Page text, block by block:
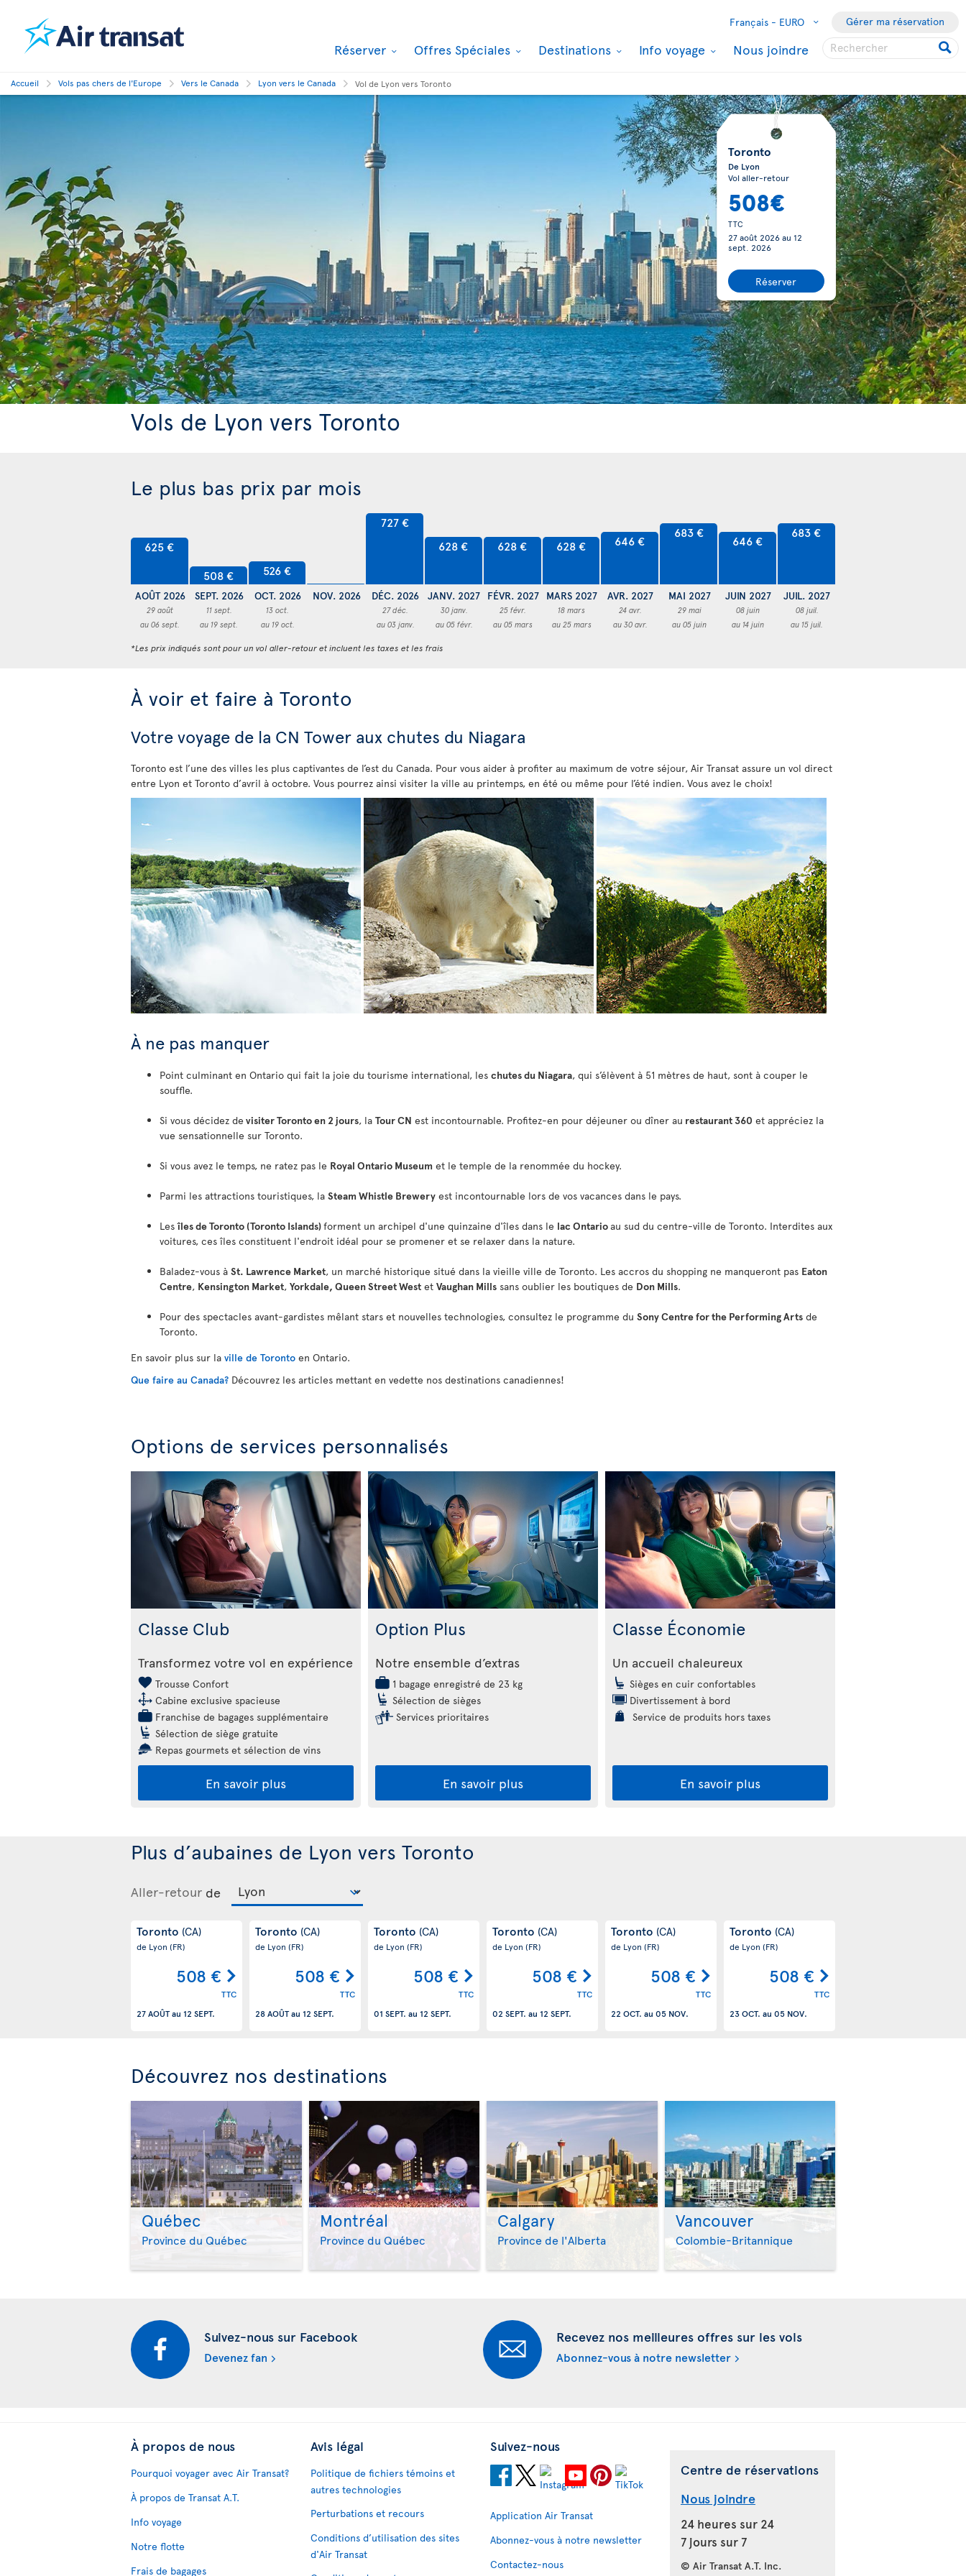
Français - EURO Gérer ma réservation
Réserver Offres Spéciales Destinations Info voyage Nous joindre
Accueil Vols pas chers de l'Europe Vers le Canada Lyon vers le Canada Vol de Lyon vers Toronto
Toronto
De Lyon
Vol aller-retour
508€
TTC
27 août 2026au 12
sept. 2026
Réserver
Vols de Lyon vers Toronto
Le plus bas prix par mois
625 €
AOÛT 2026
29 août
au 06 sept.
508 €
SEPT. 2026
11 sept.
au 19 sept.
526 €
OCT. 2026
13 oct.
au 19 oct.
NOV. 2026
727 €
DÉC. 2026
27 déc.
au 03 janv.
628 €
JANV. 2027
30 janv.
au 05 févr.
628 €
FÉVR. 2027
25 févr.
au 05 mars
628 €
MARS 2027
18 mars
au 25 mars
646 €
AVR. 2027
24 avr.
au 30 avr.
683 €
MAI 2027
29 mai
au 05 juin
646 €
JUIN 2027
08 juin
au 14 juin
683 €
JUIL. 2027
08 juil.
au 15 juil.
*Les prix indiqués sont pour un vol aller-retour et incluent les taxes et les frais
À voir et faire à Toronto
Votre voyage de la CN Tower aux chutes du Niagara
Toronto est l’une des villes les plus captivantes de l’est du Canada. Pour vous aider à profiter au maximum de votre séjour, Air Transat assure un vol direct
entre Lyon et Toronto d’avril à octobre. Vous pourrez ainsi visiter la ville au printemps, en été ou même pour l’été indien. Vous avez le choix!
À ne pas manquer
Point culminant en Ontario qui fait la joie du tourisme international, les chutes du Niagara, qui s’élèvent à 51 mètres de haut, sont à couper le
souffle.
Si vous décidez devisiter Toronto en 2 jours, la Tour CN est incontournable. Profitez-en pour déjeuner ou dîner au restaurant 360 et appréciez la
vue sensationnelle sur Toronto.
Si vous avez le temps, ne ratez pas le Royal Ontario Museum et le temple de la renommée du hockey.
Parmi les attractions touristiques, la Steam Whistle Brewery est incontournable lors de vos vacances dans le pays.
Lesîles de Toronto (Toronto Islands)forment un archipel d'une quinzaine d'îles dans le lac Ontarioau sud du centre-ville de Toronto. Interdites aux
voitures, ces îles constituent l'endroit idéal pour se promener et se relaxer dans la nature.
Baladez-vous à St. Lawrence Market, un marché historique situé dans la vieille ville de Toronto. Les accros du shopping ne manqueront pas Eaton
Centre, Kensington Market, Yorkdale, Queen Street West et Vaughan Mills sans oublier les boutiques de Don Mills.
Pour des spectacles avant-gardistes mêlant stars et nouvelles technologies, consultez le programme du Sony Centre for the Performing Arts de
Toronto.
En savoir plus sur la ville de Toronto en Ontario.
Que faire au Canada? Découvrez les articles mettant en vedette nos destinations canadiennes!
Options de services personnalisés
Classe Club
Transformez votre vol en expérience
Trousse Confort
Cabine exclusive spacieuse
Franchise de bagages supplémentaire
Sélection de siège gratuite
Repas gourmets et sélection de vins
En savoir plus
Option Plus
Notre ensemble d’extras
1 bagage enregistré de 23 kg
Sélection de sièges
Services prioritaires
En savoir plus
Classe Économie
Un accueil chaleureux
Sièges en cuir confortables
Divertissement à bord
Service de produits hors taxes
En savoir plus
Plus d’aubaines de Lyon vers Toronto
Aller-retour de
Toronto (CA)
de Lyon (FR)
508 €
TTC
27 AOÛTau 12 SEPT.
Toronto (CA)
de Lyon (FR)
508 €
TTC
28 AOÛTau 12 SEPT.
Toronto (CA)
de Lyon (FR)
508 €
TTC
01 SEPT. au 12 SEPT.
Toronto (CA)
de Lyon (FR)
508 €
TTC
02 SEPT. au 12 SEPT.
Toronto (CA)
de Lyon (FR)
508 €
TTC
22 OCT. au 05 NOV.
Toronto (CA)
de Lyon (FR)
508 €
TTC
23 OCT. au 05 NOV.
Découvrez nos destinations
Québec
Province du Québec >
Montréal
Province du Québec >
Calgary
Province de l'Alberta >
Vancouver
Colombie-Britannique
Suivez-nous sur Facebook
Devenez fan
Recevez nos meilleures offres sur les vols
Abonnez-vous à notre newsletter
À propos de nous
Pourquoi voyager avec Air Transat?
À propos de Transat A.T.
Info voyage
Notre flotte
Frais de bagages
Avis légal
Politique de fichiers témoins et
autres technologies
Perturbations et recours
Conditions d’utilisation des sites
d'Air Transat
Suivez-nous
Application Air Transat
Abonnez-vous à notre newsletter
Contactez-nous
Centre de réservations
Nous joindre
24 heures sur 24
7 jours sur 7
© Air Transat A.T. Inc.